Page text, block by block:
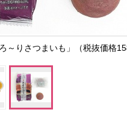
～りさつまいも」（税抜価格